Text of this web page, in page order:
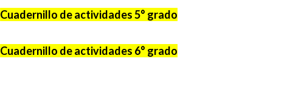
Cuadernillo de actividades 5° grado
Cuadernillo de actividades 6° grado